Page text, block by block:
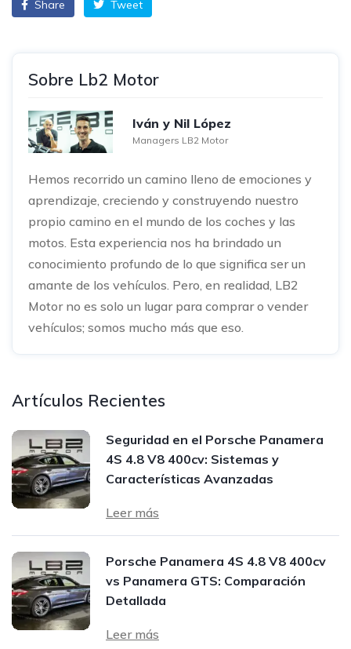
Share Tweet
Sobre Lb2 Motor
Iván y Nil López
Managers LB2 Motor
Hemos recorrido un camino lleno de emociones y
aprendizaje, creciendo y construyendo nuestro
propio camino en el mundo de los coches y las
motos. Esta experiencia nos ha brindado un
conocimiento profundo de lo que significa ser un
amante de los vehículos. Pero, en realidad, LB2
Motor no es solo un lugar para comprar o vender
vehículos; somos mucho más que eso.
Artículos Recientes
Seguridad en el Porsche Panamera
4S 4.8 V8 400cv: Sistemas y
Características Avanzadas
Leer más
Porsche Panamera 4S 4.8 V8 400cv
vs Panamera GTS: Comparación
Detallada
Leer más